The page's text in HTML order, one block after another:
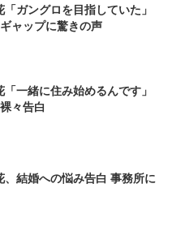
ガングロを目指していた」
ャップに驚きの声
一緒に住み始めるんです」
々告白
結婚への悩み告白 事務所に